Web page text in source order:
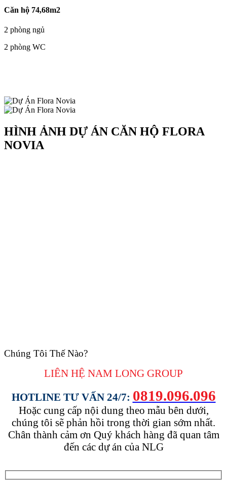
Căn hộ 74,68m2
2 phòng ngủ
2 phòng WC
HÌNH ẢNH DỰ ÁN CĂN HỘ FLORA
NOVIA
Chúng Tôi Thế Nào?
LIÊN HỆ NAM LONG GROUP
HOTLINE TƯ VẤN 24/7: 0819.096.096
Hoặc cung cấp nội dung theo mẫu bên dưới,
chúng tôi sẽ phản hồi trong thời gian sớm nhất.
Chân thành cảm ơn Quý khách hàng đã quan tâm
đến các dự án của NLG